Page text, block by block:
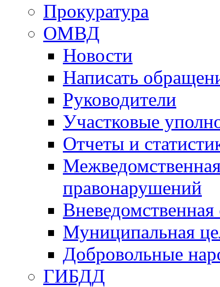
Прокуратура
ОМВД
Новости
Написать
Руководители
Участковые
Отчеты и
правонарушений
Вневедомственная
Муниципальная
Добровольные
ГИБДД